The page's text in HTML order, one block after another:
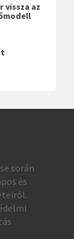
vissza az
során
és